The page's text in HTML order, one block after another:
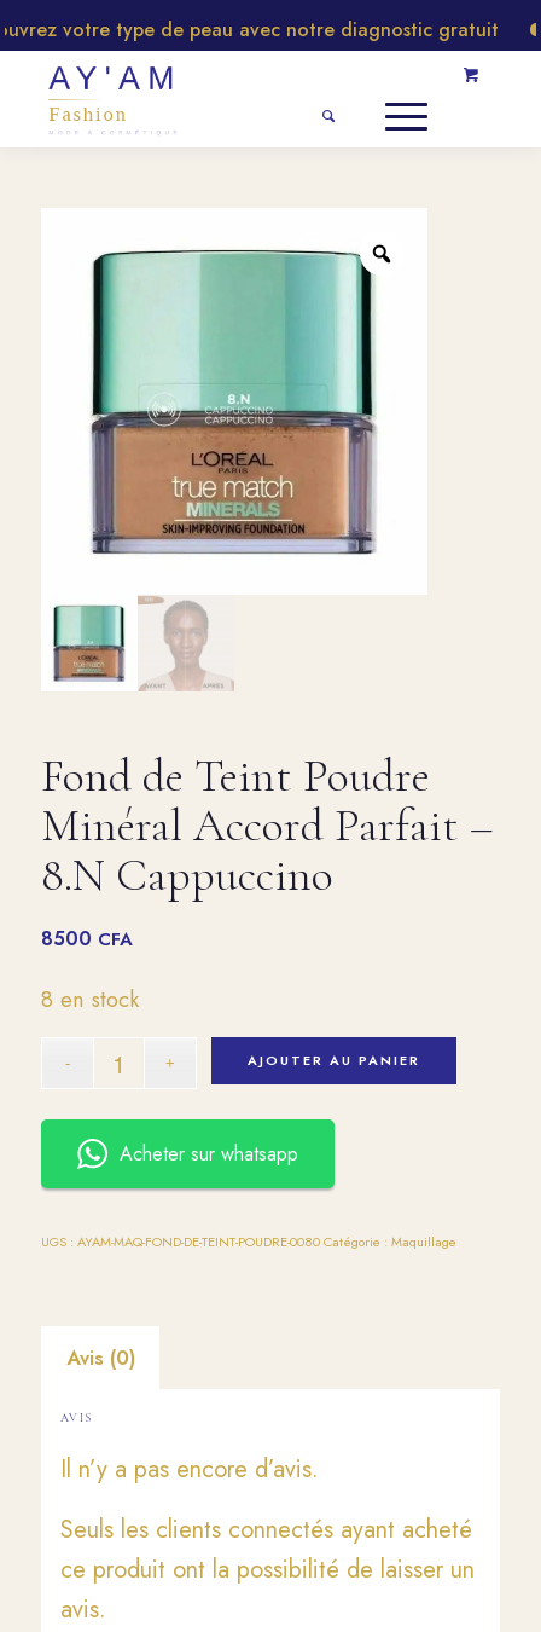
votre type de peau avec notre diagnostic gratuit
Fond de Teint Poudre
Minéral Accord Parfait –
8.N Cappuccino
8500 CFA
8 en stock
AJOUTER AU PANIER
Acheter sur whatsapp
UGS : AYAM-MAQ-FOND-DE-TEINT-POUDRE-0080 Catégorie : Maquillage
Avis (0)
AVIS
Il n’y a pas encore d’avis.
Seuls les clients connectés ayant acheté
ce produit ont la possibilité de laisser un
avis.